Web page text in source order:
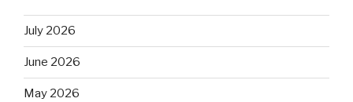
July 2026
June 2026
May 2026